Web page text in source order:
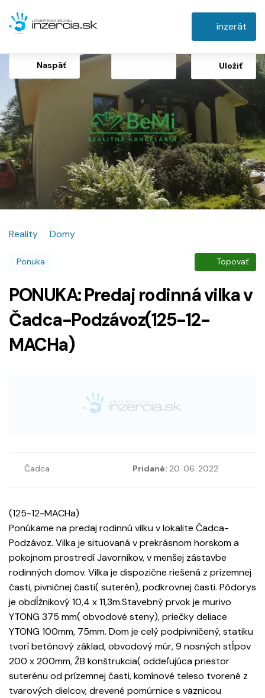
inzerát
Naspäť Uložiť
Reality Domy
Ponuka Topovať
PONUKA: Predaj rodinná vilka v
Čadca-Podzávoz(125-12-
MACHa)
Čadca Pridané: 20. 06. 2022
(125-12-MACHa)
Ponúkame na predaj rodinnú vilku v lokalite Čadca-
Podzávoz. Vilka je situovaná v prekrásnom horskom a
pokojnom prostredí Javorníkov, v menšej zástavbe
rodinných domov. Vilka je dispozične riešená z prízemnej
časti, pivničnej časti( suterén), podkrovnej časti. Pôdorys
je obdĺžnikový 10,4 x 11,3m.Stavebný prvok je murivo
YTONG 375 mm( obvodové steny), priečky deliace
YTONG 100mm, 75mm. Dom je celý podpivničený, statiku
tvorí betónový základ, obvodový múr, 9 nosných stĺpov
200 x 200mm, ŽB konštrukcia( oddeľujúca priestor
suterénu od prízemnej časti, komínové teleso tvorené z
tvarových dielcov, drevené pomúrnice s väznicou